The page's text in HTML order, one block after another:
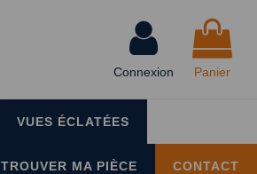
Connexion Panier
VUES ÉCLATÉES
CONTACT
TROUVER MA PIÈCE